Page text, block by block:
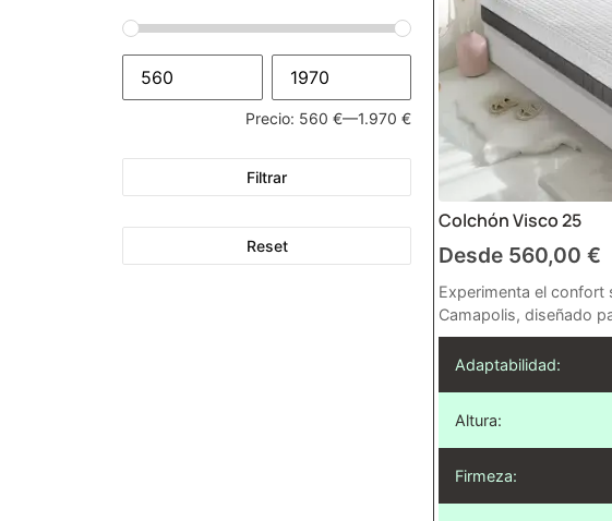
Precio: 560 €—1.970 €
Filtrar
Reset
Colchón Visco 25
Desde 560,00 €
Experimenta el confort
Camapolis, diseñado
Adaptabilidad:
Altura:
Firmeza: